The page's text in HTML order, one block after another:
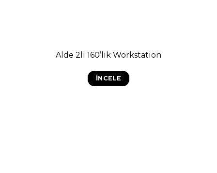
Alde 2li 160’lık Workstation
İNCELE